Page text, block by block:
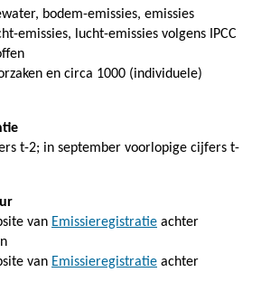
bodem-emissies, emissies
emissies, lucht-emissies volgens IPCC
en circa 1000 (individuele)
t-2; in september voorlopige cijfers t-
van Emissieregistratie achter
van Emissieregistratie achter